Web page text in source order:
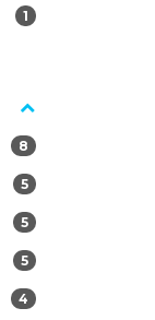
1 resultados
1
8 resultados
8
5 resultados
5
5 resultados
5
5 resultados
5
4 resultados
4